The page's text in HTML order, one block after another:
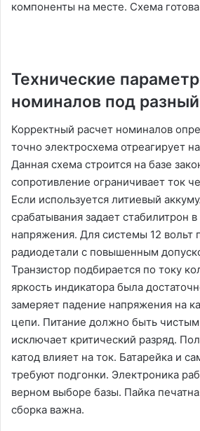
компоненты на месте. Схема
Технические
номиналов под
Корректный расчет номиналов
точно электросхема отреагирует
Данная схема строится на базе
сопротивление ограничивает ток
Если используется литиевый
срабатывания задает стабилитрон
напряжения. Для системы 12 вольт
радиодетали с повышенным
Транзистор подбирается по току
яркость индикатора была
замеряет падение напряжения на
цепи. Питание должно быть
исключает критический разряд.
катод влияет на ток. Батарейка и
требуют подгонки. Электроника
верном выборе базы. Пайка
сборка важна.